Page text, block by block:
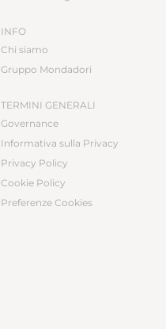
INFO
Chi siamo
Gruppo Mondadori
TERMINI GENERALI
Governance
Informativa sulla Privacy
Privacy Policy
Cookie Policy
Preferenze Cookies